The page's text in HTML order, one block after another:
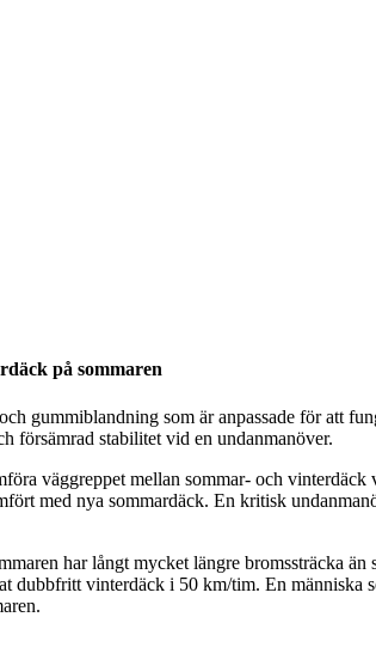
på sommaren
gummiblandning som är anpassade för att
försämrad stabilitet vid en undanmanöver.
väggreppet mellan sommar- och
med nya sommardäck. En kritisk
har långt mycket längre bromssträcka
dubbfritt vinterdäck i 50 km/tim. En